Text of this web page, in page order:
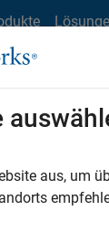
aus, um